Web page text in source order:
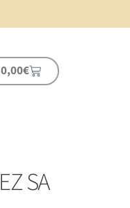
0,00€
SA